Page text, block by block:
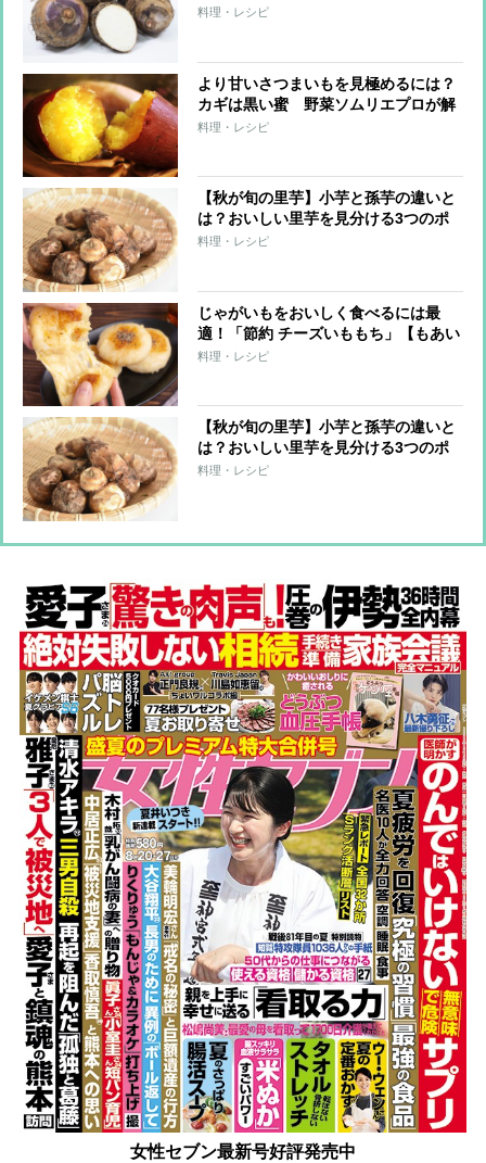
エプロが教える特徴
料理・レシピ
より甘いさつまいもを見極めるには？
カギは黒い蜜 野菜ソムリエプロが解
説する
料理・レシピ
【秋が旬の里芋】小芋と孫芋の違いと
は？おいしい里芋を見分ける3つのポ
イント
料理・レシピ
じゃがいもをおいしく食べるには最
適！「節約 チーズいももち」【もあい
かすみ ラクウマレシピ】
料理・レシピ
【秋が旬の里芋】小芋と孫芋の違いと
は？おいしい里芋を見分ける3つのポ
イント
料理・レシピ
女性セブン最新号好評発売中